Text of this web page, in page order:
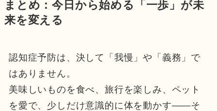
まとめ：今日から始める「一歩」が未
来を変える
認知症予防は、決して「我慢」や「義務」で
はありません。
美味しいものを食べ、旅行を楽しみ、ペット
を愛で、少しだけ意識的に体を動かす――そ